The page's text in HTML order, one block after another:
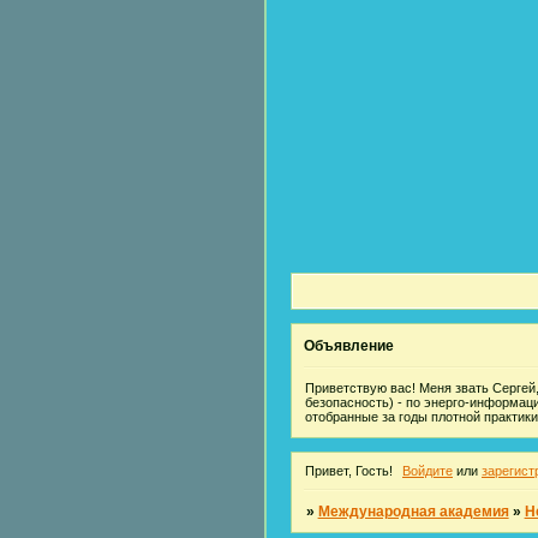
Объявление
Приветствую вас! Меня звать
безопасность) - по энерго-
отобранные за годы плотной
Привет, Гость! Войдите или
» Международная академия »